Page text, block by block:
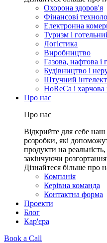
Охорона здоров'я
Фінансові
Електронна
Туризм і
Логістика
Виробництво
Газова, нафтова і
Будівництво і
Штучний інтелект
HoReCa і
Про нас
Про нас
Відкрийте для себе
розробки, які
продукти на
закінчуючи
Дізнайтеся більше про
Компанія
Керівна команда
Контактна форма
Проекти
Блог
Кар'єра
Book a Call